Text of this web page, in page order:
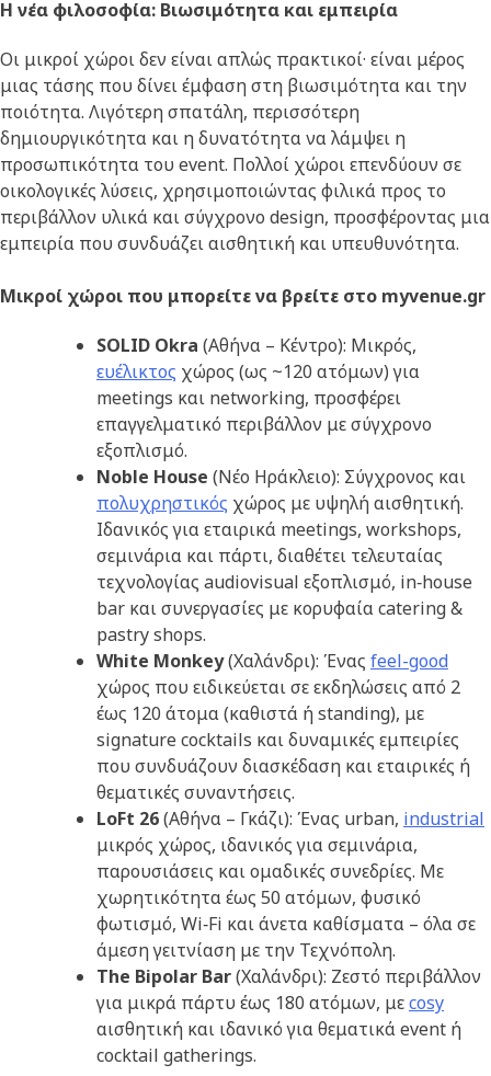
Η νέα φιλοσοφία: Βιωσιμότητα και εμπειρία
Οι μικροί χώροι δεν είναι απλώς πρακτικοί· είναι μέρος
μιας τάσης που δίνει έμφαση στη βιωσιμότητα και την
ποιότητα. Λιγότερη σπατάλη, περισσότερη
δημιουργικότητα και η δυνατότητα να λάμψει η
προσωπικότητα του event. Πολλοί χώροι επενδύουν σε
οικολογικές λύσεις, χρησιμοποιώντας φιλικά προς το
περιβάλλον υλικά και σύγχρονο design, προσφέροντας μια
εμπειρία που συνδυάζει αισθητική και υπευθυνότητα.
Μικροί χώροι που μπορείτε να βρείτε στο myvenue.gr
SOLID Okra (Αθήνα – Κέντρο): Μικρός,
ευέλικτος χώρος (ως ~120 ατόμων) για
meetings και networking, προσφέρει
επαγγελματικό περιβάλλον με σύγχρονο
εξοπλισμό.
Noble House (Νέο Ηράκλειο): Σύγχρονος και
πολυχρηστικός χώρος με υψηλή αισθητική.
Ιδανικός για εταιρικά meetings, workshops,
σεμινάρια και πάρτι, διαθέτει τελευταίας
τεχνολογίας audiovisual εξοπλισμό, in‑house
bar και συνεργασίες με κορυφαία catering &
pastry shops.
White Monkey(Χαλάνδρι): Ένας feel-good
χώρος που ειδικεύεται σε εκδηλώσεις από 2
έως 120 άτομα (καθιστά ή standing), με
signature cocktails και δυναμικές εμπειρίες
που συνδυάζουν διασκέδαση και εταιρικές ή
θεματικές συναντήσεις.
LoFt 26(Αθήνα – Γκάζι): Ένας urban, industrial
μικρός χώρος, ιδανικός για σεμινάρια,
παρουσιάσεις και ομαδικές συνεδρίες. Με
χωρητικότητα έως 50 ατόμων, φυσικό
φωτισμό, Wi‑Fi και άνετα καθίσματα – όλα σε
άμεση γειτνίαση με την Τεχνόπολη.
The Bipolar Bar(Χαλάνδρι): Ζεστό περιβάλλον
για μικρά πάρτυ έως 180 ατόμων, μεcosy
αισθητική και ιδανικό για θεματικά event ή
cocktail gatherings.